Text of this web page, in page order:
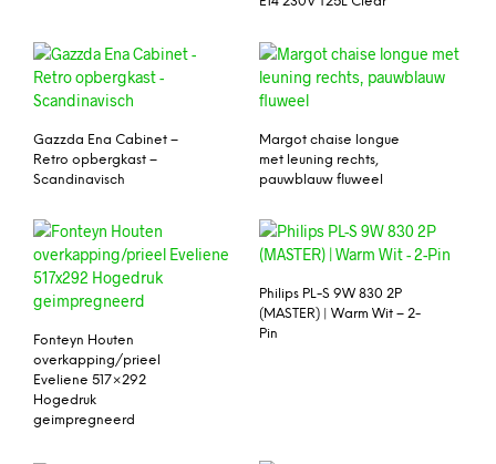
Gazzda Ena Cabinet –
Retro opbergkast –
Scandinavisch
Margot chaise longue
met leuning rechts,
pauwblauw fluweel
Fonteyn Houten
overkapping/prieel
Eveliene 517×292
Hogedruk
geimpregneerd
Philips PL-S 9W 830 2P
(MASTER) | Warm Wit – 2-
Pin